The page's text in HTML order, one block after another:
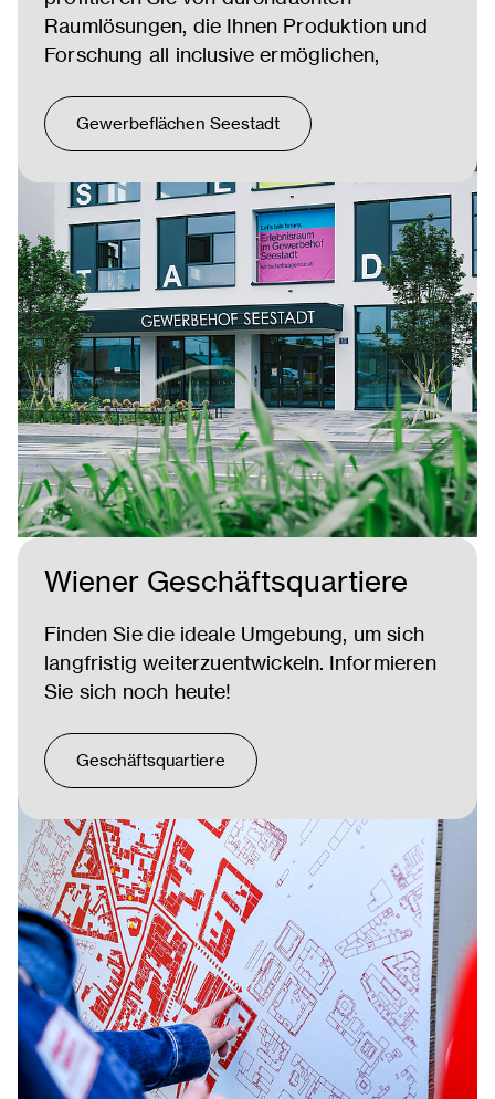
Raumlösungen, die Ihnen Produktion und
Forschung all inclusive ermöglichen,
Gewerbeflächen Seestadt
Wiener Geschäftsquartiere
Finden Sie die ideale Umgebung, um sich
langfristig weiterzuentwickeln. Informieren
Sie sich noch heute!
Geschäftsquartiere